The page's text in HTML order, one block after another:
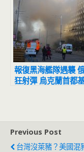
報復黑海艦隊遇襲
狂射彈 烏克蘭首都
Previous Post
台灣沒萊豬？美國混